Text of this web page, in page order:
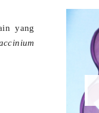
yang